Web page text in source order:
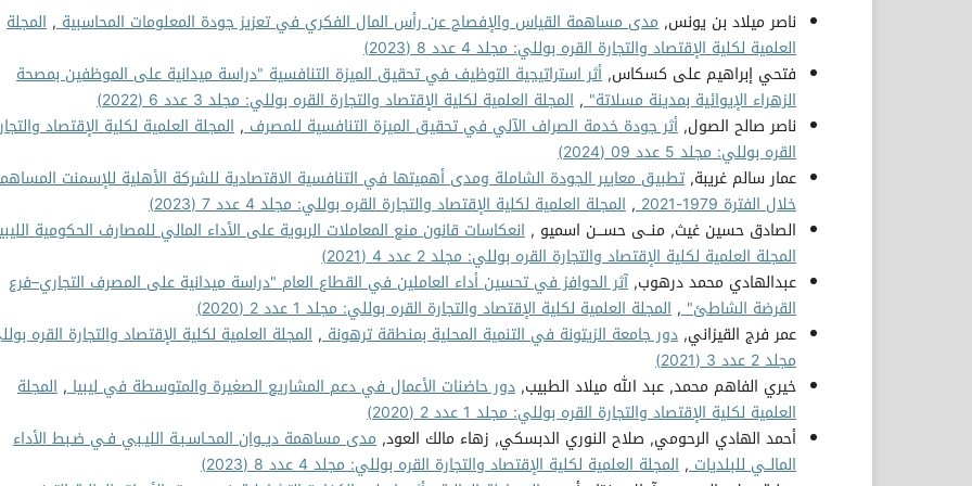
ناصر ميلاد بن يونس, مدى مساهمة القياس والإفصاح عن رأس المال الفكري في تعزيز جودة المعلومات المحاسبية, المجلة
العلمية لكلية الإقتصاد والتجارة القره بوللي: مجلد 4 عدد 8 (2023)
فتحي إبراهيم على كسكاس, أثر استراتيجية التوظيف في تحقيق الميزة التنافسية "دراسة ميدانية على الموظفين بمصحة
الزهراء الإيوائية بمدينة مسلاتة", المجلة العلمية لكلية الإقتصاد والتجارة القره بوللي: مجلد 3 عدد 6 (2022)
ناصر صالح الصول, أثر جودة خدمة الصراف الآلي في تحقيق الميزة التنافسية للمصرف, المجلة العلمية لكلية الإقتصاد
القره بوللي: مجلد 5 عدد 09 (2024)
عمار سالم غريبة, تطبيق معايير الجودة الشاملة ومدى أهميتها في التنافسية الاقتصادية للشركة الأهلية للإسمنت
خلال الفترة 1979-2021
, المجلة العلمية لكلية الإقتصاد والتجارة القره بوللي: مجلد 4 عدد 7 (2023)
الصادق حسين غيث, منــى حســـن اسميو , انعكاسات قانون منع المعاملات الربوية على الأداء المالي للمصارف الحكومية
المجلة العلمية لكلية الإقتصاد والتجارة القره بوللي: مجلد 2 عدد 4 (2021)
عبدالهادي محمد درهوب,آثر الحوافز في تحسين أداء العاملين في القطاع العام "دراسة ميدانية على المصرف التجاري–فرع
القرضة الشاطئ", المجلة العلمية لكلية الإقتصاد والتجارة القره بوللي: مجلد 1 عدد 2 (2020)
عمر فرج القيزاني, دور جامعة الزيتونة في التنمية المحلية بمنطقة ترهونة, المجلة العلمية لكلية الإقتصاد والتجارة القره
مجلد 2 عدد 3 (2021)
خيري الفاهم محمد, عبد الله ميلاد الطبيب, دور حاضنات الأعمال في دعم المشاريع الصغيرة والمتوسطة في ليبيا, المجلة
العلمية لكلية الإقتصاد والتجارة القره بوللي: مجلد 1 عدد 2 (2020)
أحمد الهادي الرحومي, صلاح النوري الدبسكي, زهاء مالك العود, مدى مساهمة ديــوان المحـاسـبـة الليـبي فـي ضـبط الأداء
المالــي للبلديات, المجلة العلمية لكلية الإقتصاد والتجارة القره بوللي: مجلد 4 عدد 8 (2023)